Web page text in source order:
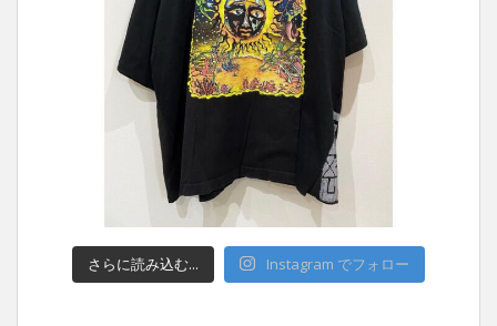
さらに読み込む... Instagram でフォロー